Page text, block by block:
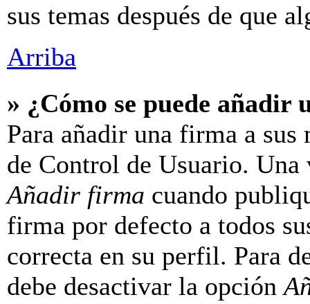
sus temas después de que
Arriba
» ¿Cómo se puede añadir
Para añadir una firma a sus
de Control de Usuario.
Añadir firma cuando
firma por defecto a todos
correcta en su perfil. Para
debe desactivar la opción